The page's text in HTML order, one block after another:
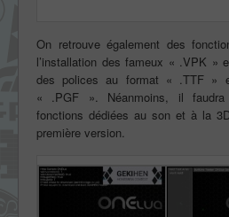
On retrouve également des
l’installation des fameux « .VPK »
des polices au format « .TTF »
« .PGF ». Néanmoins, il
fonctions dédiées au son et à la
première version.